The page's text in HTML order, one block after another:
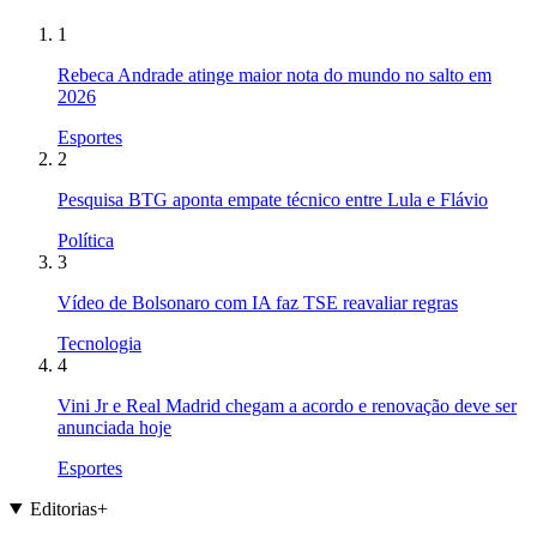
1
Rebeca Andrade atinge maior nota do mundo no salto em
2026
Esportes
2
Pesquisa BTG aponta empate técnico entre Lula e Flávio
Política
3
Vídeo de Bolsonaro com IA faz TSE reavaliar regras
Tecnologia
4
Vini Jr e Real Madrid chegam a acordo e renovação deve ser
anunciada hoje
Esportes
Editorias+